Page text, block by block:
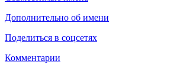
Дополнительно об имени
Поделиться в соцсетях
Комментарии